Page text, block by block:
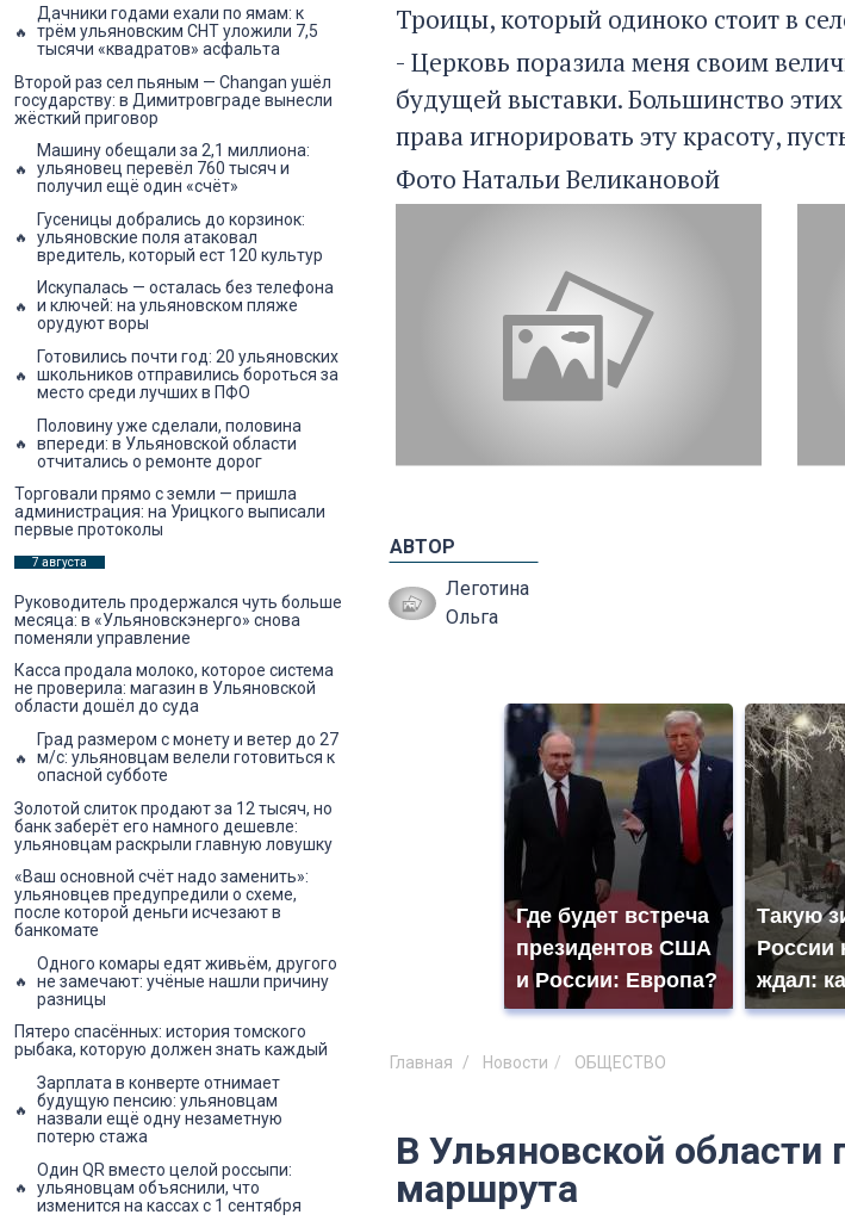
Троицы, который одиноко стоит в
- Церковь поразила меня своим
будущей выставки. Большинство
права игнорировать эту красоту,
Фото Натальи Великановой
АВТОР
Леготина
Ольга
Где будет встреча
президентов США
и России: Европа?
Такую
России
ждал:
Главная Новости ОБЩЕСТВО
В Ульяновской области
маршрута
Дачники годами ехали по ямам: к
трём ульяновским СНТ уложили 7,5
тысячи «квадратов» асфальта
Второй раз сел пьяным — Changan ушёл
государству: в Димитровграде вынесли
жёсткий приговор
Машину обещали за 2,1 миллиона:
ульяновец перевёл 760 тысяч и
получил ещё один «счёт»
Гусеницы добрались до корзинок:
ульяновские поля атаковал
вредитель, который ест 120 культур
Искупалась — осталась без телефона
и ключей: на ульяновском пляже
орудуют воры
Готовились почти год: 20 ульяновских
школьников отправились бороться за
место среди лучших в ПФО
Половину уже сделали, половина
впереди: в Ульяновской области
отчитались о ремонте дорог
Торговали прямо с земли — пришла
администрация: на Урицкого выписали
первые протоколы
7 августа
Руководитель продержался чуть больше
месяца: в «Ульяновскэнерго» снова
поменяли управление
Касса продала молоко, которое система
не проверила: магазин в Ульяновской
области дошёл до суда
Град размером с монету и ветер до 27
м/с: ульяновцам велели готовиться к
опасной субботе
Золотой слиток продают за 12 тысяч, но
банк заберёт его намного дешевле:
ульяновцам раскрыли главную ловушку
«Ваш основной счёт надо заменить»:
ульяновцев предупредили о схеме,
после которой деньги исчезают в
банкомате
Одного комары едят живьём, другого
не замечают: учёные нашли причину
разницы
Пятеро спасённых: история томского
рыбака, которую должен знать каждый
Зарплата в конверте отнимает
будущую пенсию: ульяновцам
назвали ещё одну незаметную
потерю стажа
Один QR вместо целой россыпи:
ульяновцам объяснили, что
изменится на кассах с 1 сентября